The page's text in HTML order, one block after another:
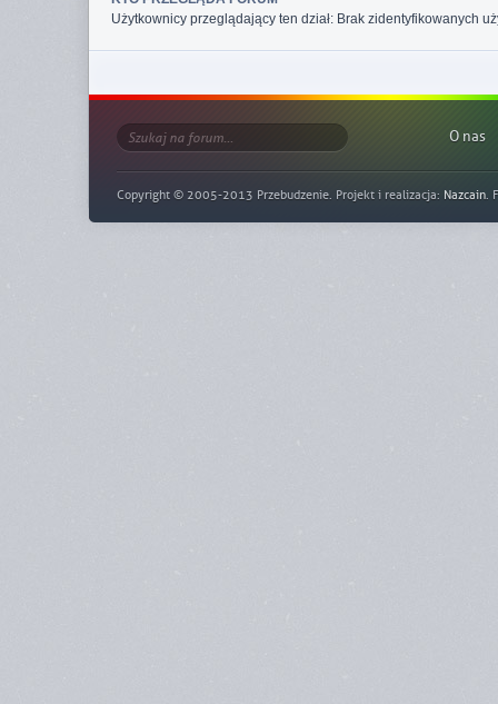
Użytkownicy przeglądający ten dział: Brak zidentyfikowanych
O nas
Copyright © 2005-2013 Przebudzenie. Projekt i realizacja: Nazcain.